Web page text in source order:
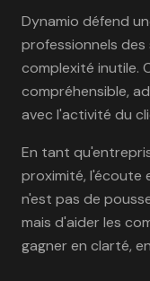
Dynamio défend
professionnels
complexité inutile.
compréhensible,
avec l'activité du
En tant
proximité, l'écoute
n'est pas de
mais d'aider les
gagner en clarté,